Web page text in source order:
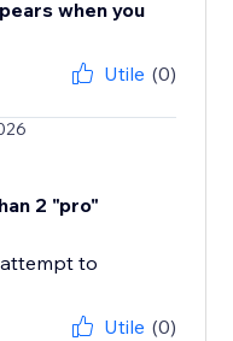
when you
Utile (0)
2 "pro"
to
Utile (0)